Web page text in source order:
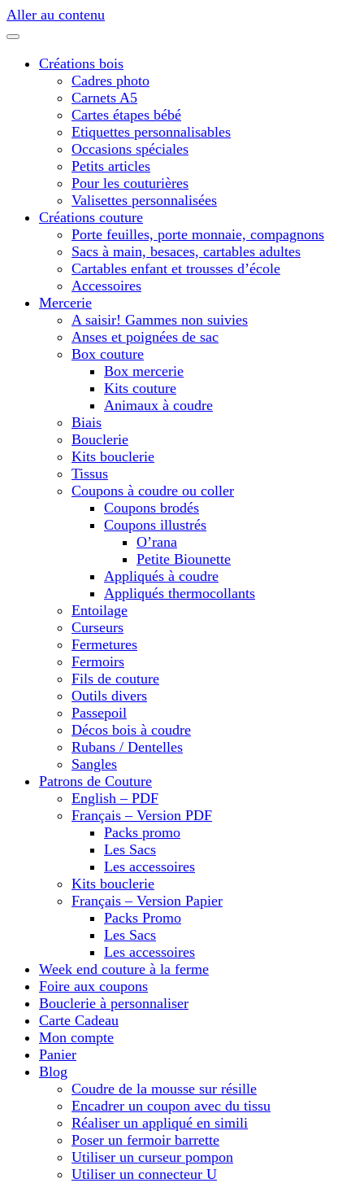
Aller au contenu
Créations bois
Cadres photo
Carnets A5
Cartes étapes bébé
Etiquettes personnalisables
Occasions spéciales
Petits articles
Pour les couturières
Valisettes personnalisées
Créations couture
Porte feuilles, porte monnaie, compagnons
Sacs à main, besaces, cartables adultes
Cartables enfant et trousses d’école
Accessoires
Mercerie
A saisir! Gammes non suivies
Anses et poignées de sac
Box couture
Box mercerie
Kits couture
Animaux à coudre
Biais
Bouclerie
Kits bouclerie
Tissus
Coupons à coudre ou coller
Coupons brodés
Coupons illustrés
O’rana
Petite Biounette
Appliqués à coudre
Appliqués thermocollants
Entoilage
Curseurs
Fermetures
Fermoirs
Fils de couture
Outils divers
Passepoil
Décos bois à coudre
Rubans / Dentelles
Sangles
Patrons de Couture
English – PDF
Français – Version PDF
Packs promo
Les Sacs
Les accessoires
Kits bouclerie
Français – Version Papier
Packs Promo
Les Sacs
Les accessoires
Week end couture à la ferme
Foire aux coupons
Bouclerie à personnaliser
Carte Cadeau
Mon compte
Panier
Blog
Coudre de la mousse sur résille
Encadrer un coupon avec du tissu
Réaliser un appliqué en simili
Poser un fermoir barrette
Utiliser un curseur pompon
Utiliser un connecteur U